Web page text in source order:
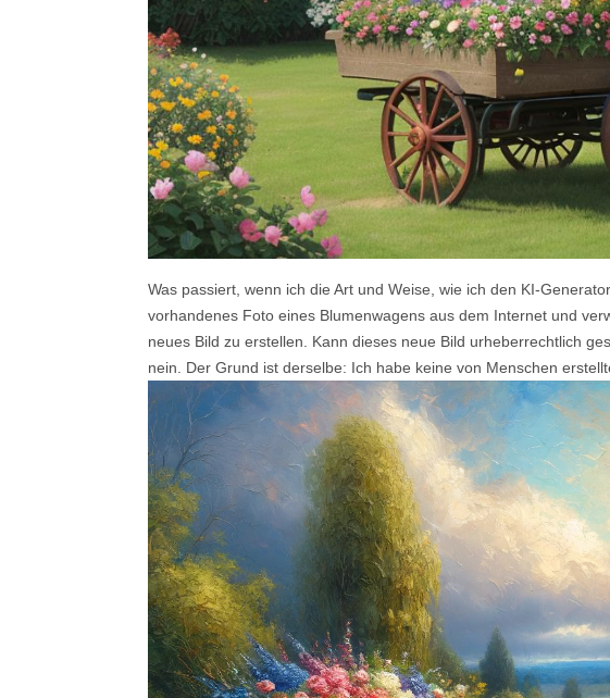
Was passiert, wenn ich die Art und Weise, wie ich den KI-
vorhandenes Foto eines Blumenwagens aus dem Internet und
neues Bild zu erstellen. Kann dieses neue Bild urheberrechtlich
nein. Der Grund ist derselbe: Ich habe keine von Menschen